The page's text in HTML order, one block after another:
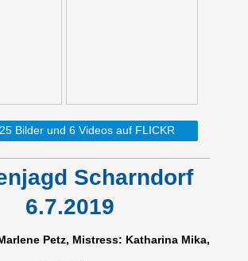
Bilder und 6 Videos auf FLICKR
Scharndorf
6.7.2019
Petz, Mistress: Katharina Mika,